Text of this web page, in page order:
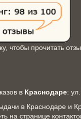
чтобы прочитать
в Краснодаре:
в Краснодаре и
на странице